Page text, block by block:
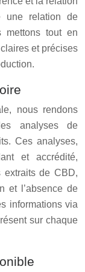
une relation de
mettons tout en
et précises
nous rendons
analyses de
Ces analyses,
et accrédité,
de CBD,
et l’absence de
informations via
sur chaque